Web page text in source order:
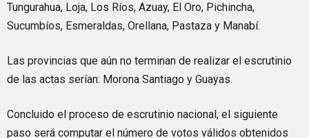
Tungurahua, Loja, Los Ríos, Azuay, El Oro, Pichincha,
Sucumbíos, Esmeraldas, Orellana, Pastaza y Manabí.
Las provincias que aún no terminan de realizar el escrutinio
de las actas serían: Morona Santiago y Guayas.
Concluido el proceso de escrutinio nacional, el siguiente
paso será computar el número de votos válidos obtenidos